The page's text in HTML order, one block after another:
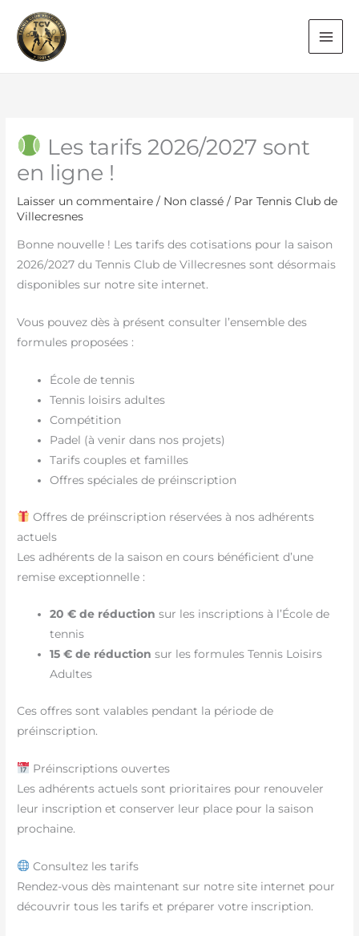
contenu
Les tarifs 2026/2027 sont
en ligne !
Laisser un commentaire / Non classé / ParTennis Club de
Villecresnes
Bonne nouvelle ! Les tarifs des cotisations pour la saison
2026/2027 du Tennis Club de Villecresnes sont désormais
disponibles sur notre site internet.
Vous pouvez dès à présent consulter l’ensemble des
formules proposées :
École de tennis
Tennis loisirs adultes
Compétition
Padel (à venir dans nos projets)
Tarifs couples et familles
Offres spéciales de préinscription
Offres de préinscription réservées à nos adhérents
actuels
Les adhérents de la saison en cours bénéficient d’une
remise exceptionnelle :
20 € de réduction sur les inscriptions à l’École de
tennis
15 € de réduction sur les formules Tennis Loisirs
Adultes
Ces offres sont valables pendant la période de
préinscription.
Préinscriptions ouvertes
Les adhérents actuels sont prioritaires pour renouveler
leur inscription et conserver leur place pour la saison
prochaine.
Consultez les tarifs
Rendez-vous dès maintenant sur notre site internet pour
découvrir tous les tarifs et préparer votre inscription.